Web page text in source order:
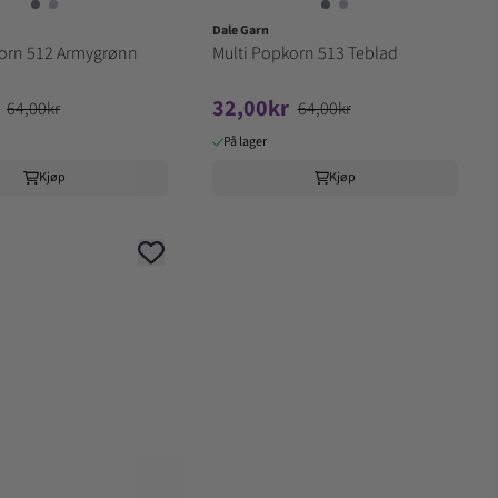
512 Armygrønn
64,00kr
Kjøp
Dale Garn
Multi Popkorn 513 Teblad
32,00kr 64,00kr
På lager
Kjøp